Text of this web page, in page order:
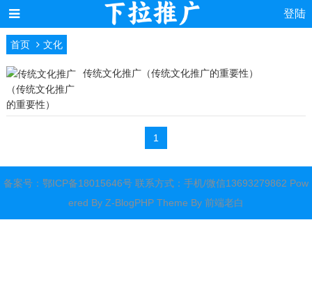
登陆
首页 文化
传统文化推广（传统文化推广的重要性）
1
备案号： 鄂ICP备18015646号联系方式：手机/微信13693279862 Pow
ered By Z-BlogPHPTheme By 前端老白